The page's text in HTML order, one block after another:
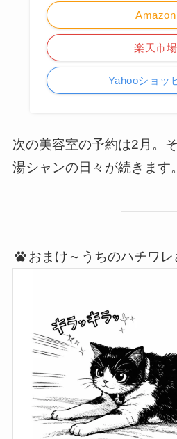
Amazon
楽天市場
Yahooショッ
次の美容室の予約は2月。
湯シャンの日々が続きます
おまけ～うちのハチワレ